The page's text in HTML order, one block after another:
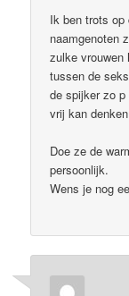
Ik ben trots op
naamgenoten
zulke vrouwen
tussen de
de spijker zo
vrij kan
Doe ze de
persoonlijk.
Wens je nog